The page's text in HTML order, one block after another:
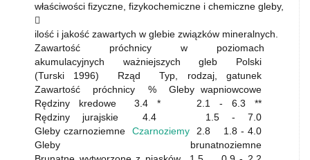
właściwości fizyczne, fizykochemiczne i chemiczne gleby,

ilość i jakość zawartych w glebie związków mineralnych.
Zawartość próchnicy w poziomach
akumulacyjnych ważniejszych gleb Polski
(Turski 1996) Rząd Typ, rodzaj, gatunek
Zawartość próchnicy % Gleby wapniowcowe
Rędziny kredowe 3.4 * 2.1 - 6.3 **
Rędziny jurajskie 4.4 1.5 - 7.0
Gleby czarnoziemne Czarnoziemy2.8 1.8 - 4.0
Gleby brunatnoziemne